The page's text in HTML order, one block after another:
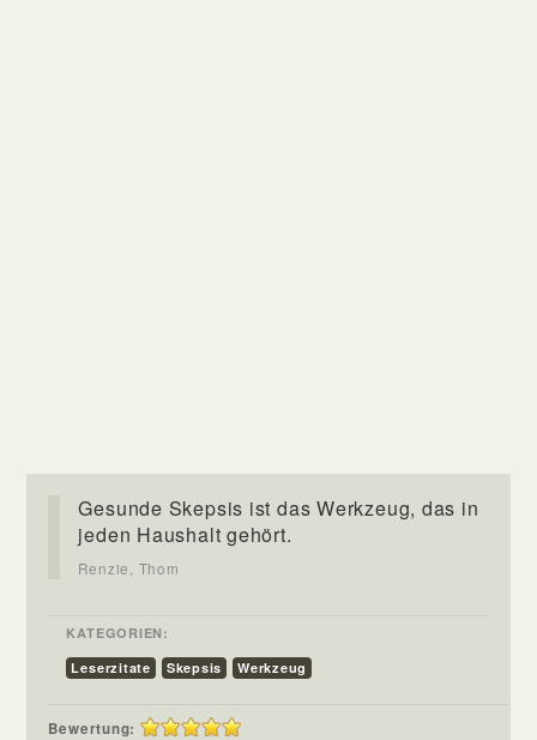
Gesunde Skepsis ist das Werkzeug, das in
jeden Haushalt gehört.
Renzie, Thom
KATEGORIEN:
Leserzitate
Skepsis Werkzeug
Bewertung: